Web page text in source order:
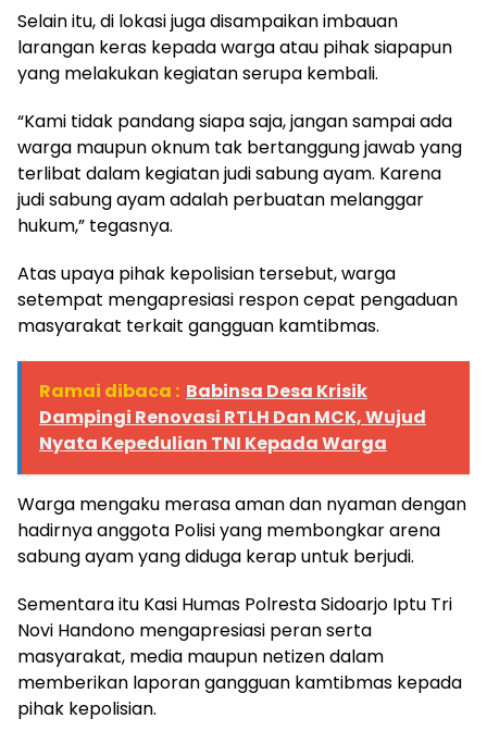
Selain itu, di lokasi juga disampaikan imbauan
larangan keras kepada warga atau pihak siapapun
yang melakukan kegiatan serupa kembali.
“Kami tidak pandang siapa saja, jangan sampai ada
warga maupun oknum tak bertanggung jawab yang
terlibat dalam kegiatan judi sabung ayam. Karena
judi sabung ayam adalah perbuatan melanggar
hukum,” tegasnya.
Atas upaya pihak kepolisian tersebut, warga
setempat mengapresiasi respon cepat pengaduan
masyarakat terkait gangguan kamtibmas.
Ramai dibaca : Babinsa Desa Krisik
Dampingi Renovasi RTLH Dan MCK, Wujud
Nyata Kepedulian TNI Kepada Warga
Warga mengaku merasa aman dan nyaman dengan
hadirnya anggota Polisi yang membongkar arena
sabung ayam yang diduga kerap untuk berjudi.
Sementara itu Kasi Humas Polresta Sidoarjo Iptu Tri
Novi Handono mengapresiasi peran serta
masyarakat, media maupun netizen dalam
memberikan laporan gangguan kamtibmas kepada
pihak kepolisian.